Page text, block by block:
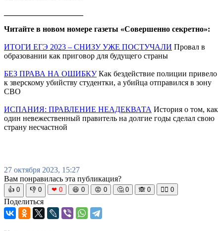
Читайте в новом номере газеты «Совершенно секретно»:
ИТОГИ ЕГЭ 2023 – СНИЗУ УЖЕ ПОСТУЧАЛИ Провал в
образовании как приговор для будущего страны
БЕЗ ПРАВА НА ОШИБКУКак бездействие полиции привело
к зверскому убийству студентки, а убийца отправился в зону
СВО
ИСПАНИЯ: ПРАВЛЕНИЕ НЕАДЕКВАТА История о том, как
один невежественный правитель на долгие годы сделал свою
страну несчастной
27 октября 2023, 15:27
Вам понравилась эта публикация?
👍 0 👎 0 ❤ 0 😆 0 😡 0 🤔 0 🙈 0 🧘‍♀️ 0
Поделиться